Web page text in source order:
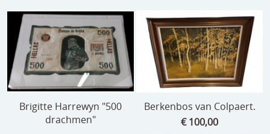
reclamevoorwerpen/merken
curiosa
schilderijen
juwelen/horloges/brillen
Brigitte Harrewyn "500
drachmen"
Berkenbos van Colpaert.
€ 100,00